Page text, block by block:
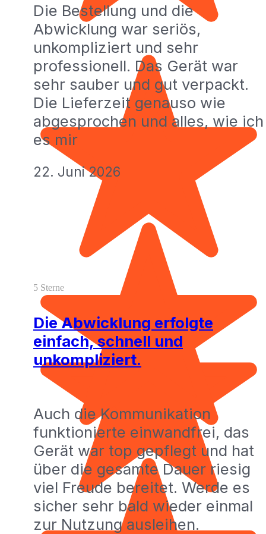
Die Bestellung und die
Abwicklung war seriös,
unkompliziert und sehr
professionell. Das Gerät war
sehr sauber und gut verpackt.
Die Lieferzeit genauso wie
abgesprochen und alles, wie ich
es mir
22. Juni 2026
5 Sterne
Die Abwicklung erfolgte
einfach, schnell und
unkompliziert.
Auch die Kommunikation
funktionierte einwandfrei, das
Gerät war top gepflegt und hat
über die gesamte Dauer riesig
viel Freude bereitet. Werde es
sicher sehr bald wieder einmal
zur Nutzung ausleihen.